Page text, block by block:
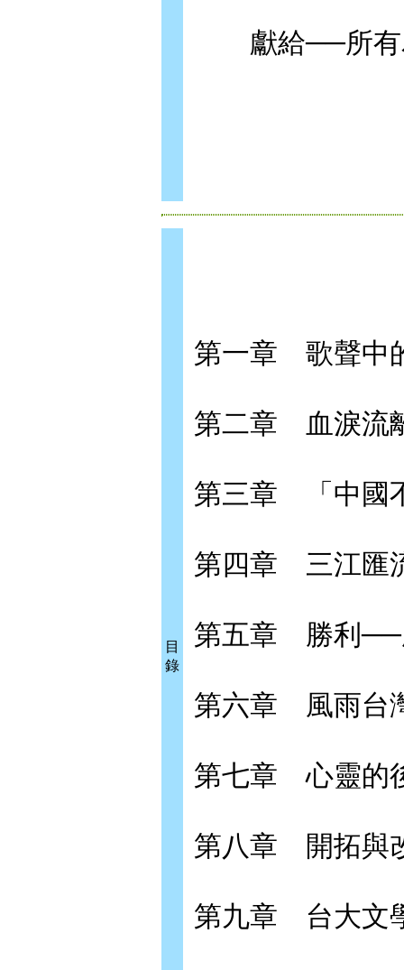
獻給──所有
目
錄
第一章 歌聲中
第二章 血淚流
第三章 「中國
第四章 三江匯
第五章 勝利──
第六章 風雨台
第七章 心靈的
第八章 開拓與
第九章 台大文